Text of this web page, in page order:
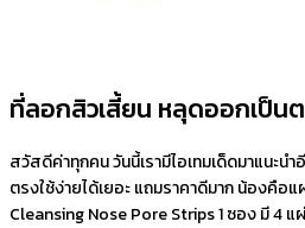
ที่ลอกสิวเสี้ยน หลุดออกเป็น
สวัสดีค่าทุกคน วันนี้เรามีไอเทมเด็ดมาแนะน
ตรงใช้ง่ายได้เยอะ แถมราคาดีมาก น้องคื
Cleansing Nose Pore Strips 1 ซอง มี 4